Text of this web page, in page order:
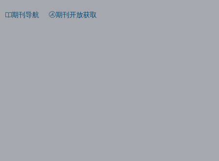
期刊导航 期刊开放获取